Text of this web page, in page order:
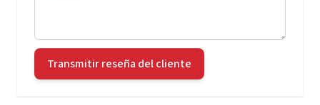
Transmitir reseña del cliente